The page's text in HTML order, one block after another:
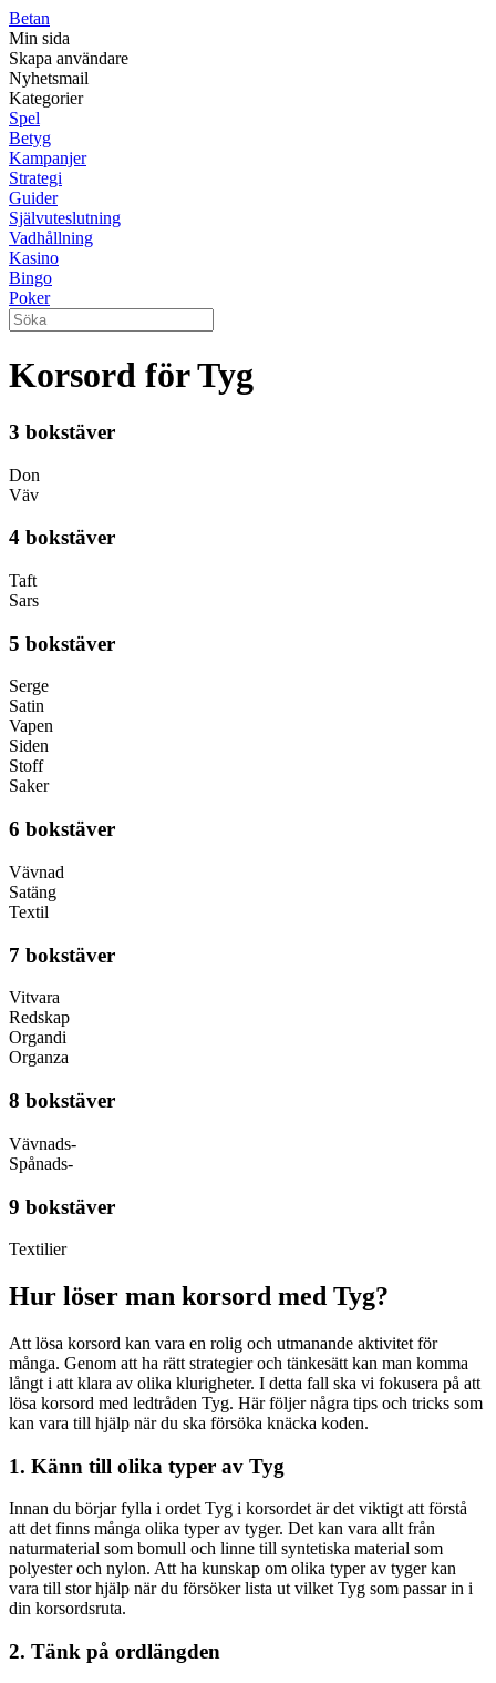
Betan
Min sida
Skapa användare
Nyhetsmail
Kategorier
Spel
Betyg
Kampanjer
Strategi
Guider
Självuteslutning
Vadhållning
Kasino
Bingo
Poker
Korsord för Tyg
3 bokstäver
Don
Väv
4 bokstäver
Taft
Sars
5 bokstäver
Serge
Satin
Vapen
Siden
Stoff
Saker
6 bokstäver
Vävnad
Satäng
Textil
7 bokstäver
Vitvara
Redskap
Organdi
Organza
8 bokstäver
Vävnads-
Spånads-
9 bokstäver
Textilier
Hur löser man korsord med Tyg?
Att lösa korsord kan vara en rolig och utmanande aktivitet för
många. Genom att ha rätt strategier och tänkesätt kan man komma
långt i att klara av olika klurigheter. I detta fall ska vi fokusera på att
lösa korsord med ledtråden Tyg. Här följer några tips och tricks som
kan vara till hjälp när du ska försöka knäcka koden.
1. Känn till olika typer av Tyg
Innan du börjar fylla i ordet Tyg i korsordet är det viktigt att förstå
att det finns många olika typer av tyger. Det kan vara allt från
naturmaterial som bomull och linne till syntetiska material som
polyester och nylon. Att ha kunskap om olika typer av tyger kan
vara till stor hjälp när du försöker lista ut vilket Tyg som passar in i
din korsordsruta.
2. Tänk på ordlängden